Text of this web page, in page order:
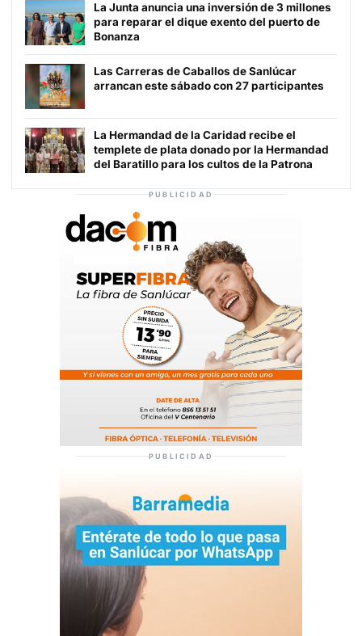
La Junta anuncia una inversión de 3 millones
para reparar el dique exento del puerto de
Bonanza
Las Carreras de Caballos de Sanlúcar
arrancan este sábado con 27 participantes
La Hermandad de la Caridad recibe el
templete de plata donado por la Hermandad
del Baratillo para los cultos de la Patrona
PUBLICIDAD
PUBLICIDAD